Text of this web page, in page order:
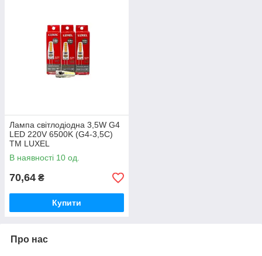
Лампа світлодіодна 3,5W G4
LED 220V 6500K (G4-3,5C)
ТМ LUXEL
В наявності 10 од.
70,64 ₴
Купити
Про нас